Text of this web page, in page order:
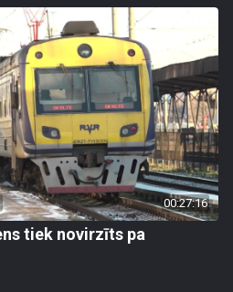
00:27:16
tiek novirzīts pa